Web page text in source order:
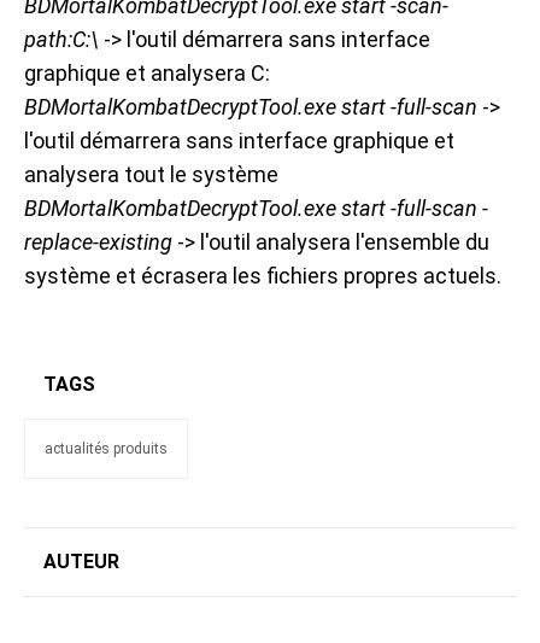
BDMortalKombatDecryptTool.exe start -scan-
path:C:\ -> l'outil démarrera sans interface
graphique et analysera C:
BDMortalKombatDecryptTool.exe start -full-scan ->
l'outil démarrera sans interface graphique et
analysera tout le système
BDMortalKombatDecryptTool.exe start -full-scan -
replace-existing -> l'outil analysera l'ensemble du
système et écrasera les fichiers propres actuels.
TAGS
actualités produits
AUTEUR